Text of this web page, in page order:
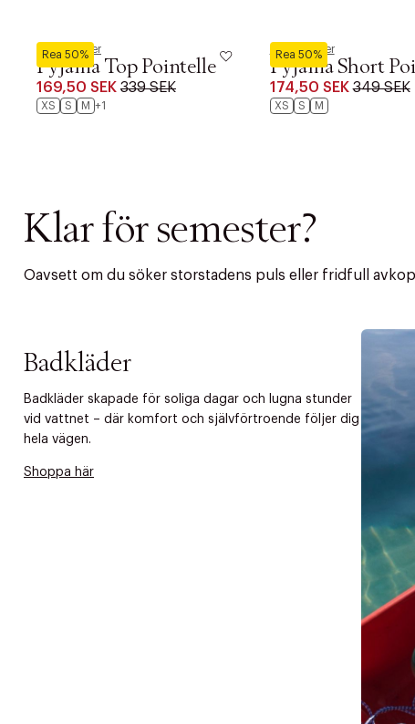
Rea 50%
Hunkemöller
Pyjama Top Pointelle
169,50 SEK 339 SEK
XS S M +1
Rea 50%
Hunkemöller
Pyjama Short
174,50 SEK 349 SEK
XS S M
Klar för semester?
Oavsett om du söker storstadens puls eller fridfull
Badkläder
Badkläder skapade för soliga dagar och lugna stunder
vid vattnet – där komfort och självförtroende följer dig
hela vägen.
Shoppa här
Tidigare
Fri frakt
Få 10%
LÄGG TILL NY
WE CARE
Øv vi kan
videoen